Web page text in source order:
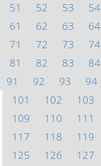
51
52 53 54
61
62 63 64
71
72 73 74
81
82 83 84
91
92 93 94
101
102 103
109
110 111
117
118 119
125
126 127